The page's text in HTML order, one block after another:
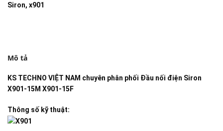
Siron, x901
Mô tả
KS TECHNO VIỆT NAM chuyên phân phối Đầu nối điện Siron
X901-15M X901-15F
Thông số kỹ thuật: